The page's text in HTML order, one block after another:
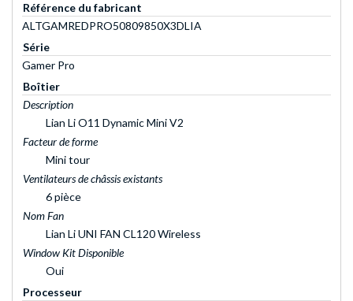
Référence du fabricant
ALTGAMREDPRO50809850X3DLIA
Série
Gamer Pro
Boîtier
Description
Lian Li O11 Dynamic Mini V2
Facteur de forme
Mini tour
Ventilateurs de châssis existants
6 pièce
Nom Fan
Lian Li UNI FAN CL120 Wireless
Window Kit Disponible
Oui
Processeur